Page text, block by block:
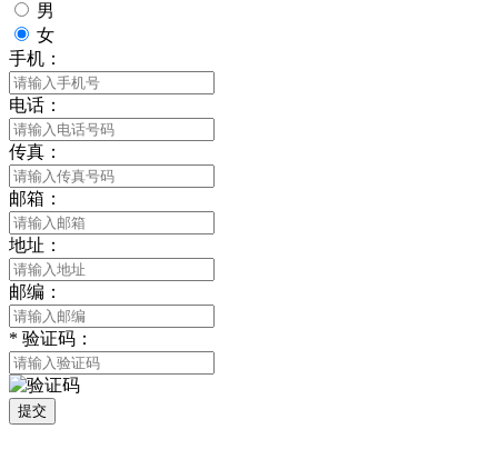
男
女
手机：
电话：
传真：
邮箱：
地址：
邮编：
* 验证码：
提交